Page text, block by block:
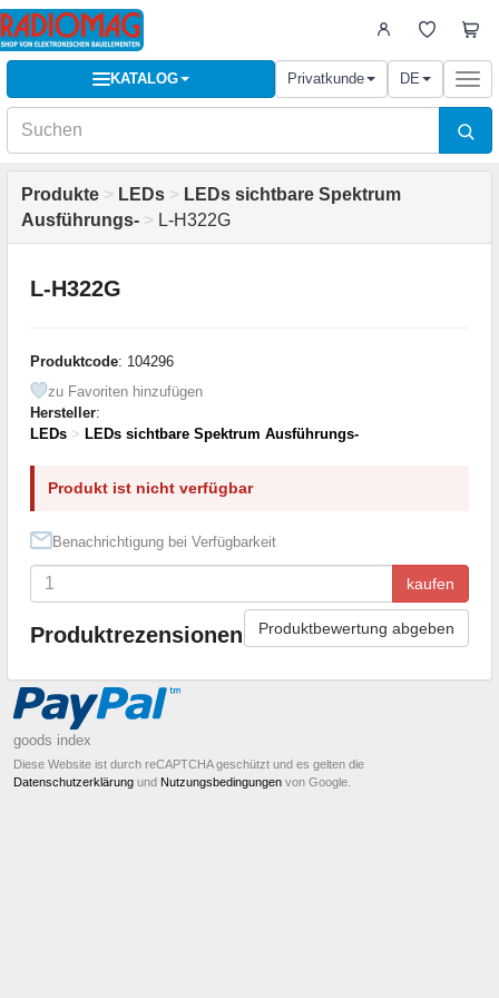
KATALOG Privatkunde DE
Produkte > LEDs > LEDs sichtbare Spektrum
Ausführungs- > L-H322G
L-H322G
Produktcode: 104296
zu Favoriten hinzufügen
Hersteller:
LEDs > LEDs sichtbare Spektrum Ausführungs-
Produkt ist nicht verfügbar
Benachrichtigung bei Verfügbarkeit
kaufen
Produktrezensionen Produktbewertung abgeben
goods index
Diese Website ist durch reCAPTCHA geschützt und es gelten die
Datenschutzerklärung und Nutzungsbedingungen von Google.